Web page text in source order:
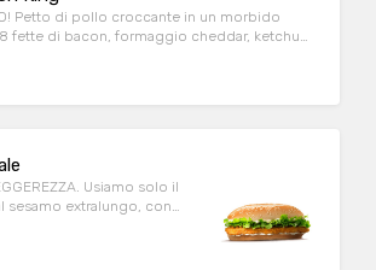
Petto di pollo croccante in un morbido
fette di bacon, formaggio cheddar, ketchup,
Usiamo solo il
sesamo extralungo, con